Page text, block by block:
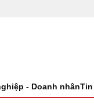
- Doanh nhânTin